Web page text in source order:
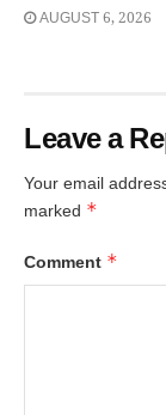
AUGUST 6, 2026
Leave a
Your email
marked *
Comment *